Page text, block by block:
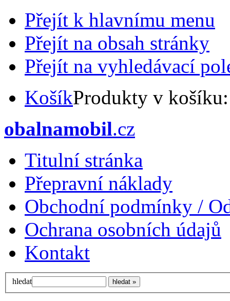
Přejít k hlavnímu menu
Přejít na obsah stránky
Přejít na vyhledávací
KošíkProdukty v
obalnamobil.cz
Titulní stránka
Přepravní náklady
Obchodní podmínky /
Ochrana osobních údajů
Kontakt
hledat